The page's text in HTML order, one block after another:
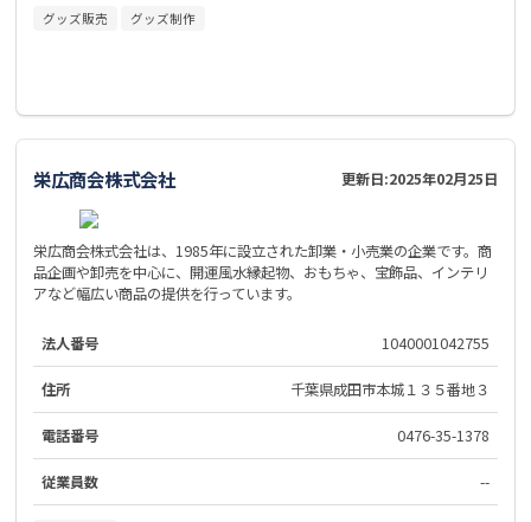
グッズ販売 グッズ制作
栄広商会株式会社 更新日:2025年02月25日
栄広商会株式会社は、1985年に設立された卸業・小売業の企業です。商
品企画や卸売を中心に、開運風水縁起物、おもちゃ、宝飾品、インテリ
アなど幅広い商品の提供を行っています。
法人番号 1040001042755
住所 千葉県成田市本城１３５番地３
電話番号 0476-35-1378
従業員数 --